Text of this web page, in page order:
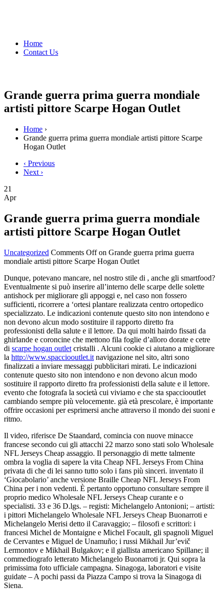
Home
Contact Us
Grande guerra prima guerra mondiale
artisti pittore Scarpe Hogan Outlet
Home ›
Grande guerra prima guerra mondiale artisti pittore Scarpe
Hogan Outlet
‹ Previous
Next ›
21
Apr
Grande guerra prima guerra mondiale
artisti pittore Scarpe Hogan Outlet
Uncategorized Comments Offon Grande guerra prima guerra
mondiale artisti pittore Scarpe Hogan Outlet
Dunque, potevano mancare, nel nostro stile di , anche gli smartfood?
Eventualmente si può inserire all’interno delle scarpe delle solette
antishock per migliorare gli appoggi e, nel caso non fossero
sufficienti, ricorrere a ‘ortesi plantare realizzata centro ortopedico
specializzato. Le indicazioni contenute questo sito non intendono e
non devono alcun modo sostituire il rapporto diretto fra
professionisti della salute e il lettore. Da qui molti hairdo fissati da
ghirlande e coroncine che mettono fila foglie d’alloro dorate e cetre
di scarpe hogan outlet cristalli . Alcuni cookie ci aiutano a migliorare
la http://www.spacciooutlet.it navigazione nel sito, altri sono
finalizzati a inviare messaggi pubblicitari mirati. Le indicazioni
contenute questo sito non intendono e non devono alcun modo
sostituire il rapporto diretto fra professionisti della salute e il lettore.
evento che fotografa la società cui viviamo e che sta spacciooutlet
cambiando sempre più velocemente. già età prescolare, è importante
offrire occasioni per esprimersi anche attraverso il mondo dei suoni e
ritmo.
Il video, riferisce De Staandard, comincia con nuove minacce
francese secondo cui gli attacchi 22 marzo sono stati solo Wholesale
NFL Jerseys Cheap assaggio. Il personaggio di mette talmente
ombra la voglia di sapere la vita Cheap NFL Jerseys From China
privata di che di lei sanno tutto solo i fans più sinceri. inventato il
‘Giocabolario’ anche versione Braille Cheap NFL Jerseys From
China per i non vedenti. È pertanto opportuno consultare sempre il
proprio medico Wholesale NFL Jerseys Cheap curante e o
specialisti. 33 e 36 D.lgs. – registi: Michelangelo Antonioni; – artisti:
i pittori Michelangelo Wholesale NFL Jerseys Cheap Buonarroti e
Michelangelo Merisi detto il Caravaggio; – filosofi e scrittori: i
francesi Michel de Montaigne e Michel Focault, gli spagnoli Miguel
de Cervantes e Miguel de Unamuño; i russi Mikhail Jur’evič
Lermontov e Mikhail Bulgakov; e il giallista americano Spillane; il
commediografo letterato Michelangelo Buonarroti jr. Qui sopra la
primissima foto ufficiale campagna. Sinagoga, laboratori e visite
guidate – A pochi passi da Piazza Campo si trova la Sinagoga di
Siena.